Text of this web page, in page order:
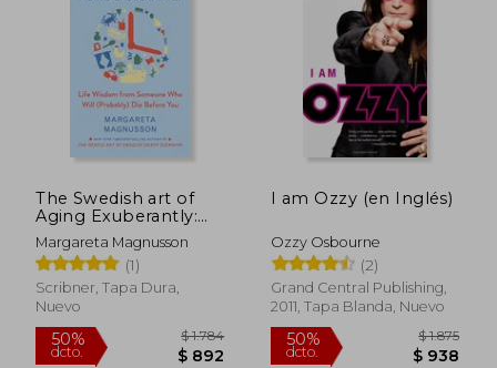
50%
dcto.
The Swedish art of
Aging Exuberantly:
Life Wisdom From
Someone who Will
(Probably) die Before
you (The Swedish art
of Living & Dying
Margareta Magnusson
(1)
Scribner, Tapa Dura,
Nuevo
I am Ozzy (en Inglés)
Ozzy Osbourne
(2)
Grand Central Publishing,
2011, Tapa Blanda, Nuevo